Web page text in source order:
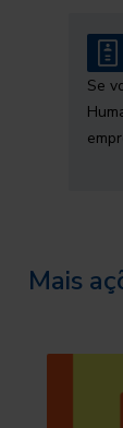
Se
Mais